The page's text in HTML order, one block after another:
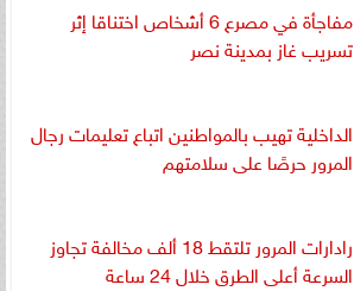
مفاجأة في مصرع 6 أشخاص اختناقا إثر
تسريب غاز بمدينة نصر
الداخلية تهيب بالمواطنين اتباع تعليمات رجال
المرور حرصًا على سلامتهم
رادارات المرور تلتقط 18 ألف مخالفة تجاوز
السرعة أعلى الطرق خلال 24 ساعة